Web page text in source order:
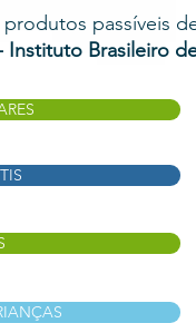
passíveis
Instituto Brasileiro